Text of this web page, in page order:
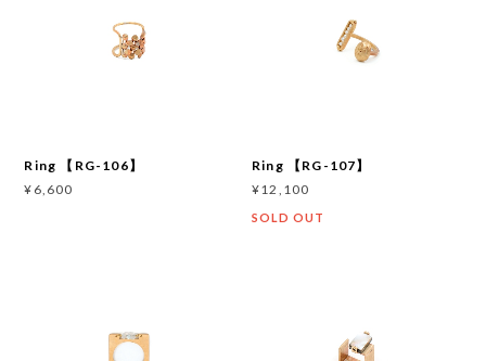
Ring 【RG-106】
¥6,600
Ring 【RG-107】
¥12,100
SOLD OUT